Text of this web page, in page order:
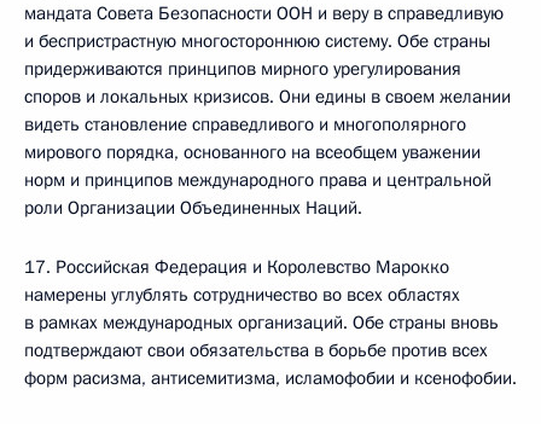
мандата Совета Безопасности ООН и веру в справедливую
и беспристрастную многостороннюю систему. Обе страны
придерживаются принципов мирного урегулирования
споров и локальных кризисов. Они едины в своем желании
видеть становление справедливого и многополярного
мирового порядка, основанного на всеобщем уважении
норм и принципов международного права и центральной
роли Организации Объединенных Наций.
17. Российская Федерация и Королевство Марокко
намерены углублять сотрудничество во всех областях
в рамках международных организаций. Обе страны вновь
подтверждают свои обязательства в борьбе против всех
форм расизма, антисемитизма, исламофобии и ксенофобии.